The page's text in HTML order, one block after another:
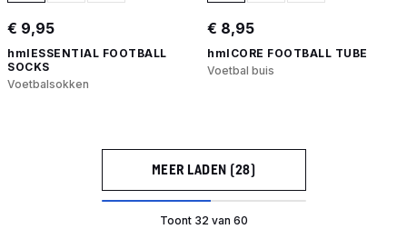
€ 9,95
hmlESSENTIAL FOOTBALL
SOCKS
Voetbalsokken
€ 8,95
hmlCORE FOOTBALL TUBE
Voetbal buis
MEER LADEN (28)
Toont 32 van 60